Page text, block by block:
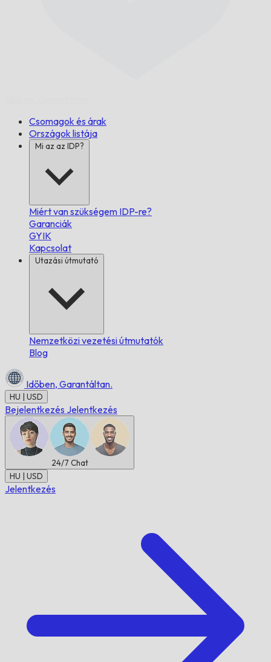
Csomagok és árak
Országok listája
Mi az az IDP?
Miért van szükségem IDP-re?
Garanciák
GYIK
Kapcsolat
Utazási útmutató
Nemzetközi vezetési útmutatók
Blog
Időben, Garantáltan.
HU | USD
Bejelentkezés Jelentkezés
24/7 Chat
HU | USD
Jelentkezés